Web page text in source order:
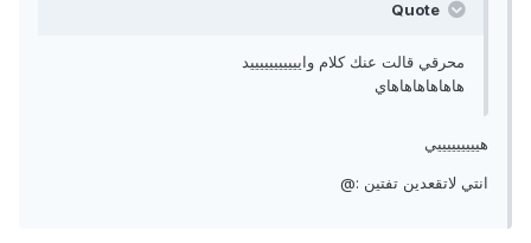
محرقي قالت عنك كلام وايييييييييييد
هاهاهاهاهاهاي
هيييييييييي
انتي لاتقعدين تفتين :@